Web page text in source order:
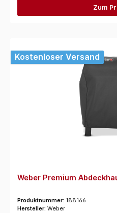
Zum
Kostenloser Versand
Weber Premium
Produktnummer: 188166
Hersteller: Weber